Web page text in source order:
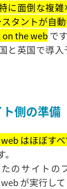
に面倒な複
スタントが自
on the webです
と英国で導入
側の準備
はほぼす
のサイトの
が実行して